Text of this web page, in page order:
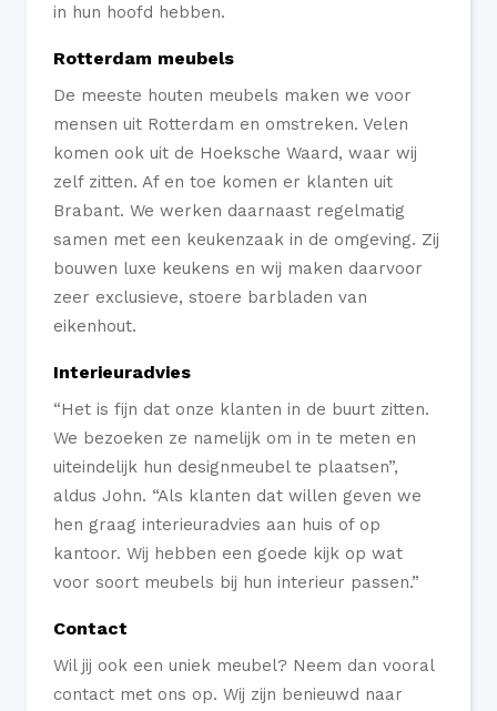
in hun hoofd hebben.
Rotterdam meubels
De meeste houten meubels maken we voor
mensen uit Rotterdam en omstreken. Velen
komen ook uit de Hoeksche Waard, waar wij
zelf zitten. Af en toe komen er klanten uit
Brabant. We werken daarnaast regelmatig
samen met een keukenzaak in de omgeving. Zij
bouwen luxe keukens en wij maken daarvoor
zeer exclusieve, stoere barbladen van
eikenhout.
Interieuradvies
“Het is fijn dat onze klanten in de buurt zitten.
We bezoeken ze namelijk om in te meten en
uiteindelijk hun designmeubel te plaatsen”,
aldus John. “Als klanten dat willen geven we
hen graag interieuradvies aan huis of op
kantoor. Wij hebben een goede kijk op wat
voor soort meubels bij hun interieur passen.”
Contact
Wil jij ook een uniek meubel? Neem dan vooral
contact met ons op. Wij zijn benieuwd naar